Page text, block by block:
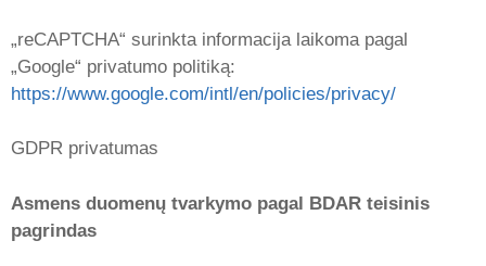
„reCAPTCHA“ surinkta informacija laikoma pagal
„Google“ privatumo politiką:
https://www.google.com/intl/en/policies/privacy/
GDPR privatumas
Asmens duomenų tvarkymo pagal BDAR teisinis
pagrindas